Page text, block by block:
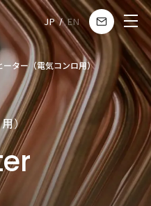
JP EN
ーター（電気コンロ用）
）